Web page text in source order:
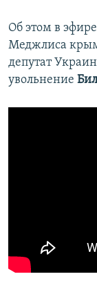
Об этом в эфире
Меджлиса
депутат
увольнение